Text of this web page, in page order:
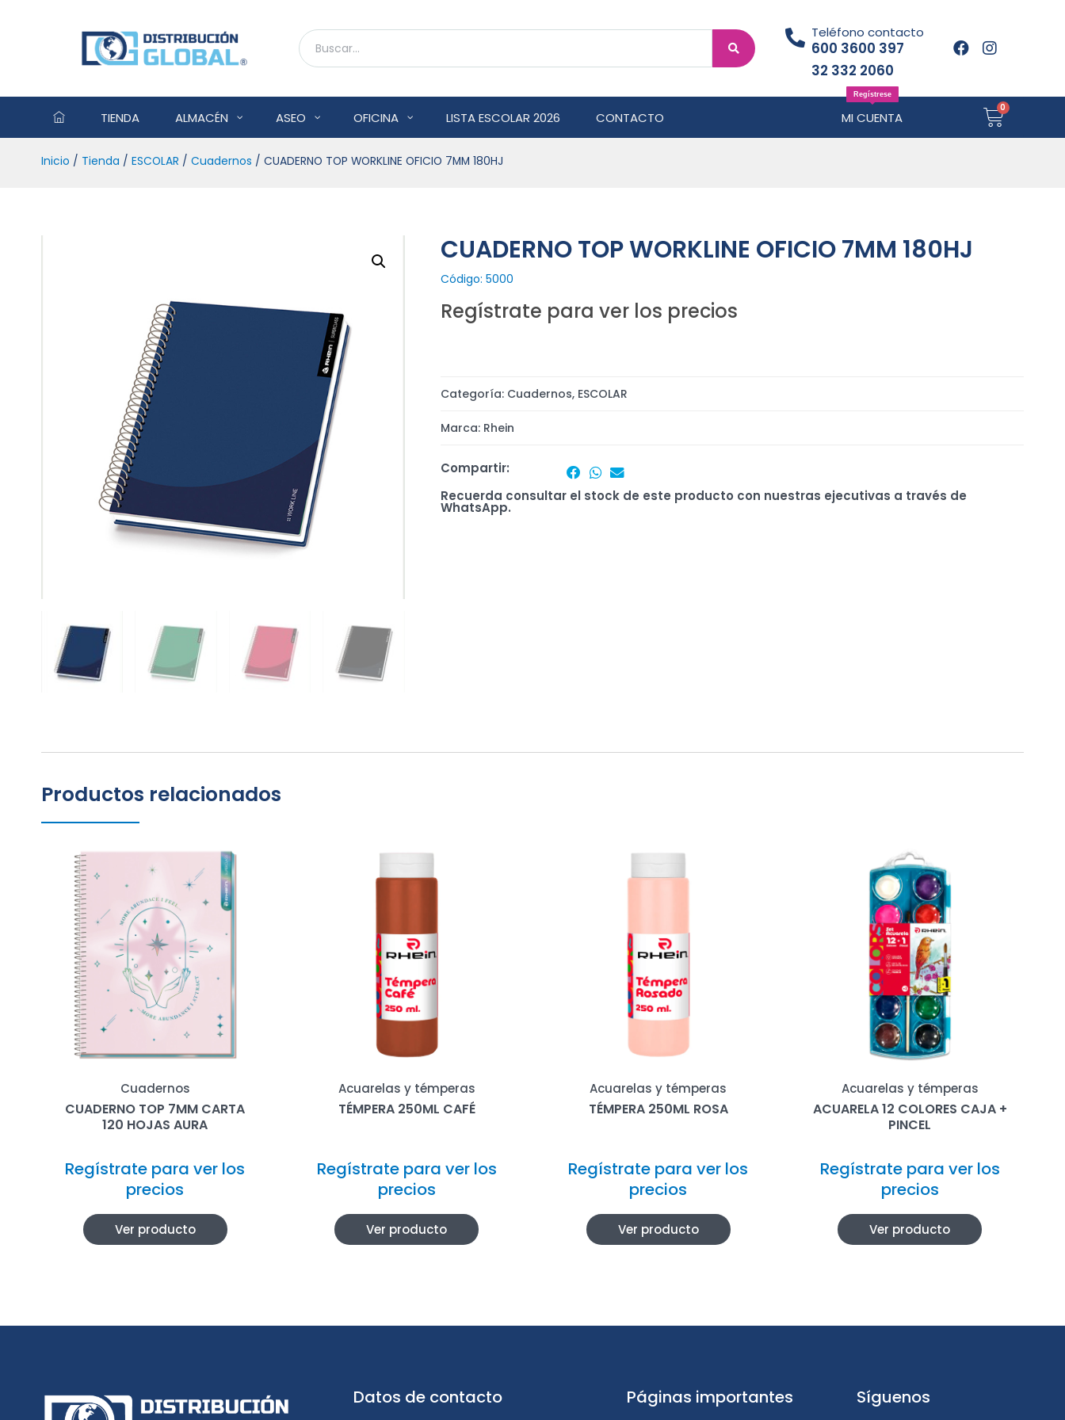
Teléfono contacto
600 3600 397
32 332 2060
MI CUENTA
Regístrese
TIENDA ALMACÉN ASEO OFICINA LISTA ESCOLAR 2026 CONTACTO
Inicio / Tienda / ESCOLAR / Cuadernos / CUADERNO TOP WORKLINE OFICIO 7MM 180HJ
CUADERNO TOP WORKLINE OFICIO 7MM 180HJ
Código: 5000
Regístrate para ver los precios
Categoría: Cuadernos, ESCOLAR
Marca: Rhein
Compartir:
Recuerda consultar el stock de este producto con nuestras ejecutivas a través de
WhatsApp.
Productos relacionados
Cuadernos
CUADERNO TOP 7MM CARTA
120 HOJAS AURA
Regístrate para ver los
precios
Ver producto
Acuarelas y témperas
TÉMPERA 250ML CAFÉ
Regístrate para ver los
precios
Ver producto
Acuarelas y témperas
TÉMPERA 250ML ROSA
Regístrate para ver los
precios
Ver producto
Acuarelas y témperas
ACUARELA 12 COLORES CAJA +
PINCEL
Regístrate para ver los
precios
Ver producto
Datos de contacto Páginas importantes Síguenos